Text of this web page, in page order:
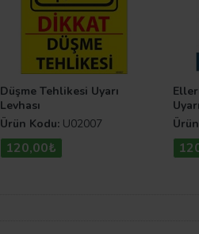
Düşme Tehlikesi Uyarı
Levhası
Ürün Kodu: U02007
120,00₺